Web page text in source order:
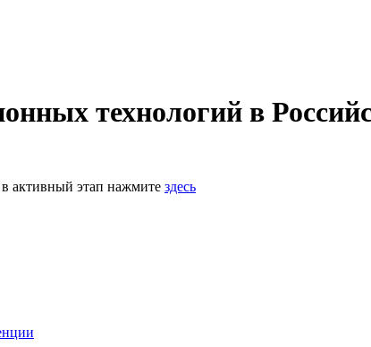
технологий в
активный этап нажмите здесь